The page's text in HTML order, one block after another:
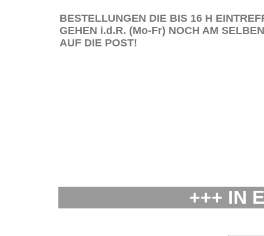
BESTELLUNGEN DIE BIS 16 H
GEHEN i.d.R. (Mo-Fr) NOCH AM
AUF DIE POST!
+++ IN